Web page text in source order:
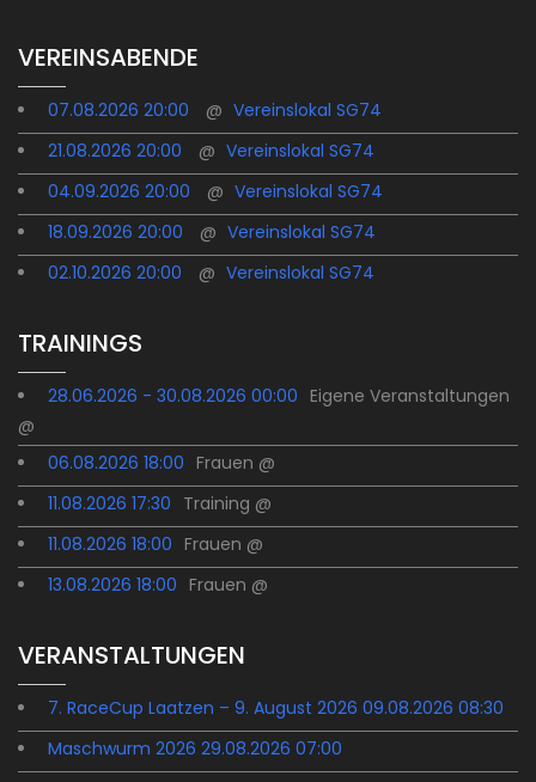
VEREINSABENDE
07.08.2026 20:00 @ Vereinslokal SG74
21.08.2026 20:00
@ Vereinslokal SG74
04.09.2026 20:00
@ Vereinslokal SG74
18.09.2026 20:00
@ Vereinslokal SG74
02.10.2026 20:00
@ Vereinslokal SG74
TRAININGS
28.06.2026 - 30.08.2026 00:00 Eigene Veranstaltungen
@
06.08.2026 18:00 Frauen @
11.08.2026 17:30 Training @
11.08.2026 18:00 Frauen @
13.08.2026 18:00 Frauen @
VERANSTALTUNGEN
7. RaceCup Laatzen – 9. August 2026 09.08.2026 08:30
Maschwurm 2026 29.08.2026 07:00